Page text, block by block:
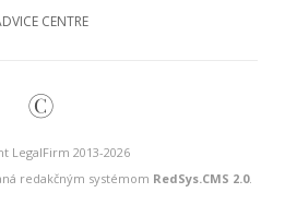
CENTRE
©
LegalFirm 2013-2026
redakčným systémom RedSys.CMS 2.0.